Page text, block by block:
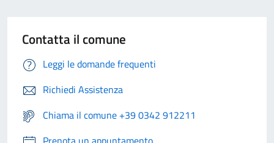
Contatta il comune
Leggi le domande frequenti
Richiedi Assistenza
Chiama il comune +39 0342 912211